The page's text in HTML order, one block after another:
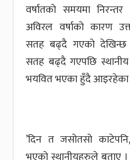
वर्षातकाे समयमा
अविरल वर्षाको कारण
सतह बढ्दै गएको देखिन्छ
सतह बढ्दै गएपछि स्थानीय
भयवित भएका हुँदै
’दिन त जसोतसो